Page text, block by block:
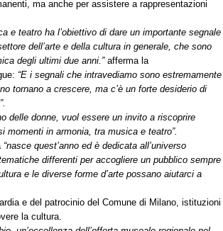
ma anche per assistere a rappresentazioni
e teatro ha l’obiettivo di dare un importante segnale
dell’arte e della cultura in generale, che sono
degli ultimi due anni. ”afferma la
“E i segnali che intravediamo sono estremamente
tornano a crescere, ma c’è un forte desiderio di
delle donne, vuol essere un invito a riscoprire
momenti in armonia, tra musica e teatro”.
“nasce quest’anno ed è dedicata all’universo
differenti per accogliere un pubblico sempre
e le diverse forme d’arte possano aiutarci a
e del patrocinio del Comune di Milano, istituzioni
la cultura.